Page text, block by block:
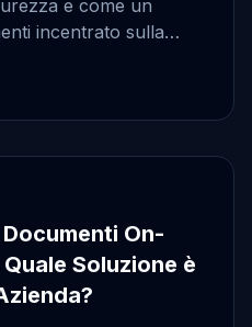
e come un
incentrato sulla
On-
Soluzione è